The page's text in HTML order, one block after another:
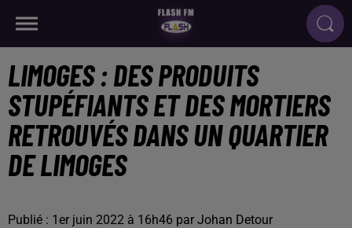
LIMOGES : DES PRODUITS
STUPÉFIANTS ET DES MORTIERS
RETROUVÉS DANS UN QUARTIER
DE LIMOGES
Publié : 1er juin 2022 à 16h46 par Johan Detour